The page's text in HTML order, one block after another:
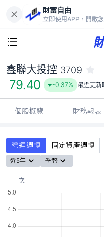
財富自由
立即使用APP，開啟
79.40
鑫聯大投控 3709
79.40 -0.37% 最近更新
個股概覽 財務報表
營運週轉 固定資產週轉
近5年 季報